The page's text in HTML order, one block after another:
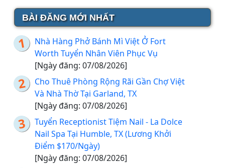
BÀI ĐĂNG MỚI NHẤT
Nhà Hàng Phở Bánh Mì Việt Ở Fort
Worth Tuyển Nhân Viên Phục Vụ
[Ngày đăng: 07/08/2026]
Cho Thuê Phòng Rộng Rãi Gần Chợ Việt
Và Nhà Thờ Tại Garland, TX
[Ngày đăng: 07/08/2026]
Tuyển Receptionist Tiệm Nail - La Dolce
Nail Spa Tại Humble, TX (Lương Khởi
Điểm $170/Ngày)
[Ngày đăng: 07/08/2026]